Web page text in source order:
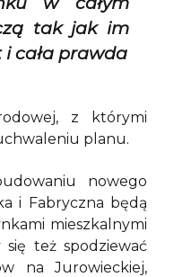
tak jak im
cała prawda
z którymi
planu.
nowego
i Fabryczna będą
mieszkalnymi
też spodziewać
na Jurowieckiej,